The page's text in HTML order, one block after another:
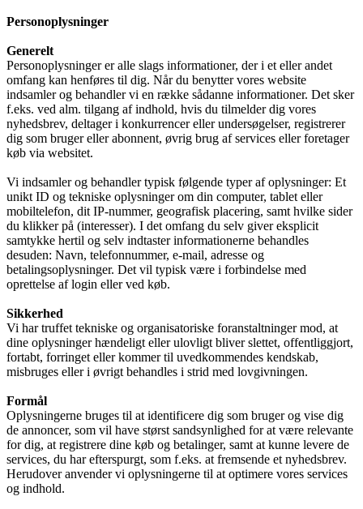
Personoplysninger
Generelt
Personoplysninger er alle slags informationer, der i et eller andet
omfang kan henføres til dig. Når du benytter vores website
indsamler og behandler vi en række sådanne informationer. Det sker
f.eks. ved alm. tilgang af indhold, hvis du tilmelder dig vores
nyhedsbrev, deltager i konkurrencer eller undersøgelser, registrerer
dig som bruger eller abonnent, øvrig brug af services eller foretager
køb via websitet.
Vi indsamler og behandler typisk følgende typer af oplysninger: Et
unikt ID og tekniske oplysninger om din computer, tablet eller
mobiltelefon, dit IP-nummer, geografisk placering, samt hvilke sider
du klikker på (interesser). I det omfang du selv giver eksplicit
samtykke hertil og selv indtaster informationerne behandles
desuden: Navn, telefonnummer, e-mail, adresse og
betalingsoplysninger. Det vil typisk være i forbindelse med
oprettelse af login eller ved køb.
Sikkerhed
Vi har truffet tekniske og organisatoriske foranstaltninger mod, at
dine oplysninger hændeligt eller ulovligt bliver slettet, offentliggjort,
fortabt, forringet eller kommer til uvedkommendes kendskab,
misbruges eller i øvrigt behandles i strid med lovgivningen.
Formål
Oplysningerne bruges til at identificere dig som bruger og vise dig
de annoncer, som vil have størst sandsynlighed for at være relevante
for dig, at registrere dine køb og betalinger, samt at kunne levere de
services, du har efterspurgt, som f.eks. at fremsende et nyhedsbrev.
Herudover anvender vi oplysningerne til at optimere vores services
og indhold.